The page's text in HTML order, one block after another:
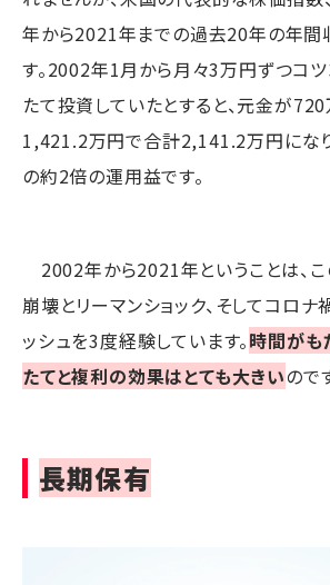
年から2021年までの過去20年の年
す。2002年1月から月々3万円ずつコ
たて投資していたとすると、元金が
1,421.2万円で合計2,141.2万円にな
の約2倍の運用益です。
2002年から2021年ということは、
崩壊とリーマンショック、そしてコロナ
ッシュを3度経験しています。時間がも
たてと複利の効果はとても大きいので
長期保有